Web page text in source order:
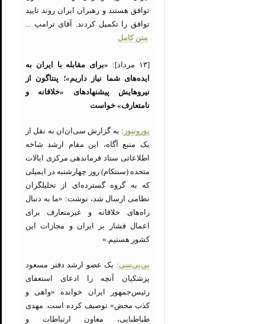
توافق هستند و رهبران ایران روند تایید
توافق را تکمیل کردند. آقای ترامپ ...
متن کامل
[۱۳ مرداد]:
«برای مقابله با ایران به
ایده‌های شما نیاز داریم»؛ پنتاگون از
نیروهایش پیشنهادهای «خلاقانه و
نامتعارف» خواست
یورونیوز : به گزارش سی‌ان‌ان به نقل از
یک منبع آگاه، این مقام ارشد شاخه
اطلاعاتی ستاد فرماندهی مرکزی ایالات
متحده (سنتکام) روز چهارشنبه در ایمیلی
که به گروه گسترده‌ای از تحلیلگران
نظامی ارسال شد، نوشت: «ما به دنبال
راه‌های خلاقانه و غیرمتعارف برای
اعمال فشار بر ایران و مجازات این
کشور هستیم.»
بی‌بی‌سی: یک عضو ارشد دفتر مسعود
پزشکیان آنچه را ادعای استعفای
رئیس‌جمهور ایران خوانده «واهی و
کذب محض» توصیف کرده است. مهدی
طباطبایی، معاون ارتباطات و